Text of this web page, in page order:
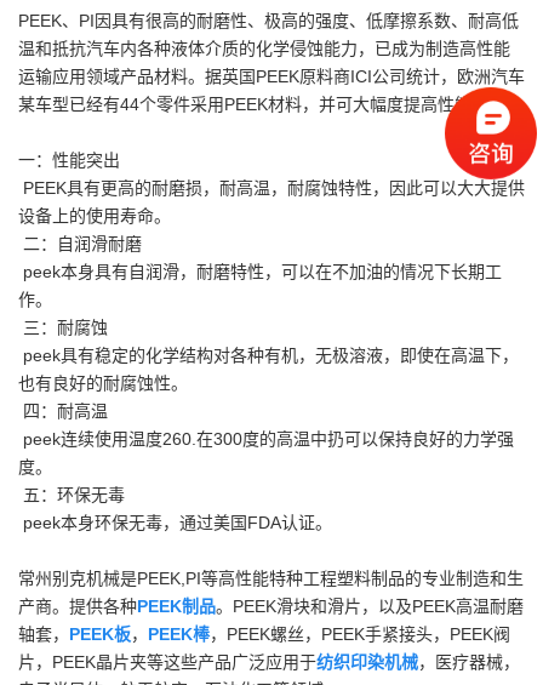
PEEK、PI因具有很高的耐磨性、极高的强度、低摩擦系数、耐高低
温和抵抗汽车内各种液体介质的化学侵蚀能力，已成为制造高性能
运输应用领域产品材料。据英国PEEK原料商ICI公司统计，欧洲汽车
某车型已经有44个零件采用PEEK材料，并可大幅度提高性能。
一：性能突出
PEEK具有更高的耐磨损，耐高温，耐腐蚀特性，因此可以大大提供
设备上的使用寿命。
二：自润滑耐磨
peek本身具有自润滑，耐磨特性，可以在不加油的情况下长期工
作。
三：耐腐蚀
peek具有稳定的化学结构对各种有机，无极溶液，即使在高温下，
也有良好的耐腐蚀性。
四：耐高温
peek连续使用温度260.在300度的高温中扔可以保持良好的力学强
度。
五：环保无毒
peek本身环保无毒，通过美国FDA认证。
常州别克机械是PEEK,PI等高性能特种工程塑料制品的专业制造和生
产商。提供各种PEEK制品。PEEK滑块和滑片，以及PEEK高温耐磨
轴套， PEEK板， PEEK棒，PEEK螺丝，PEEK手紧接头，PEEK阀
片，PEEK晶片夹等这些产品广泛应用于纺织印染机械，医疗器械，